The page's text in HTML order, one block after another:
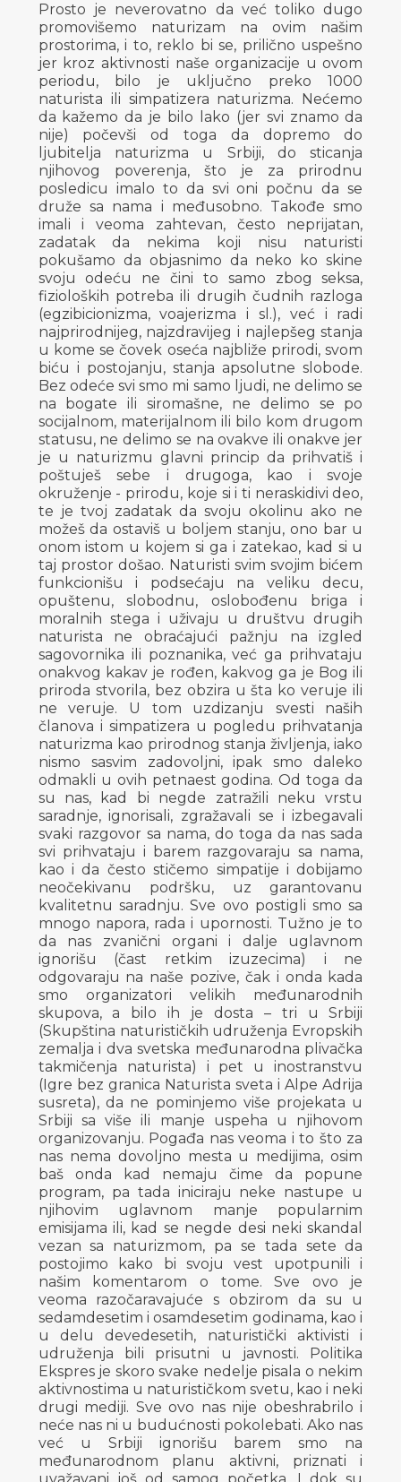
Prosto je neverovatno da već toliko dugo
promovišemo naturizam na ovim našim
prostorima, i to, reklo bi se, prilično uspešno
jer kroz aktivnosti naše organizacije u ovom
periodu, bilo je uključno preko 1000
naturista ili simpatizera naturizma. Nećemo
da kažemo da je bilo lako (jer svi znamo da
nije) počevši od toga da dopremo do
ljubitelja naturizma u Srbiji, do sticanja
njihovog poverenja, što je za prirodnu
posledicu imalo to da svi oni počnu da se
druže sa nama i međusobno. Takođe smo
imali i veoma zahtevan, često neprijatan,
zadatak da nekima koji nisu naturisti
pokušamo da objasnimo da neko ko skine
svoju odeću ne čini to samo zbog seksa,
fizioloških potreba ili drugih čudnih razloga
(egzibicionizma, voajerizma i sl.), već i radi
najprirodnijeg, najzdravijeg i najlepšeg stanja
u kome se čovek oseća najbliže prirodi, svom
biću i postojanju, stanja apsolutne slobode.
Bez odeće svi smo mi samo ljudi, ne delimo se
na bogate ili siromašne, ne delimo se po
socijalnom, materijalnom ili bilo kom drugom
statusu, ne delimo se na ovakve ili onakve jer
je u naturizmu glavni princip da prihvatiš i
poštuješ sebe i drugoga, kao i svoje
okruženje - prirodu, koje si i ti neraskidivi deo,
te je tvoj zadatak da svoju okolinu ako ne
možeš da ostaviš u boljem stanju, ono bar u
onom istom u kojem si ga i zatekao, kad si u
taj prostor došao. Naturisti svim svojim bićem
funkcionišu i podsećaju na veliku decu,
opuštenu, slobodnu, oslobođenu briga i
moralnih stega i uživaju u društvu drugih
naturista ne obraćajući pažnju na izgled
sagovornika ili poznanika, već ga prihvataju
onakvog kakav je rođen, kakvog ga je Bog ili
priroda stvorila, bez obzira u šta ko veruje ili
ne veruje. U tom uzdizanju svesti naših
članova i simpatizera u pogledu prihvatanja
naturizma kao prirodnog stanja življenja, iako
nismo sasvim zadovoljni, ipak smo daleko
odmakli u ovih petnaest godina. Od toga da
su nas, kad bi negde zatražili neku vrstu
saradnje, ignorisali, zgražavali se i izbegavali
svaki razgovor sa nama, do toga da nas sada
svi prihvataju i barem razgovaraju sa nama,
kao i da često stičemo simpatije i dobijamo
neočekivanu podršku, uz garantovanu
kvalitetnu saradnju. Sve ovo postigli smo sa
mnogo napora, rada i upornosti. Tužno je to
da nas zvanični organi i dalje uglavnom
ignorišu (čast retkim izuzecima) i ne
odgovaraju na naše pozive, čak i onda kada
smo organizatori velikih međunarodnih
skupova, a bilo ih je dosta – tri u Srbiji
(Skupština naturističkih udruženja Evropskih
zemalja i dva svetska međunarodna plivačka
takmičenja naturista) i pet u inostranstvu
(Igre bez granica Naturista sveta i Alpe Adrija
susreta), da ne pominjemo više projekata u
Srbiji sa više ili manje uspeha u njihovom
organizovanju. Pogađa nas veoma i to što za
nas nema dovoljno mesta u medijima, osim
baš onda kad nemaju čime da popune
program, pa tada iniciraju neke nastupe u
njihovim uglavnom manje popularnim
emisijama ili, kad se negde desi neki skandal
vezan sa naturizmom, pa se tada sete da
postojimo kako bi svoju vest upotpunili i
našim komentarom o tome. Sve ovo je
veoma razočaravajuće s obzirom da su u
sedamdesetim i osamdesetim godinama, kao i
u delu devedesetih, naturistički aktivisti i
udruženja bili prisutni u javnosti. Politika
Ekspres je skoro svake nedelje pisala o nekim
aktivnostima u naturističkom svetu, kao i neki
drugi mediji. Sve ovo nas nije obeshrabrilo i
neće nas ni u budućnosti pokolebati. Ako nas
već u Srbiji ignorišu barem smo na
međunarodnom planu aktivni, priznati i